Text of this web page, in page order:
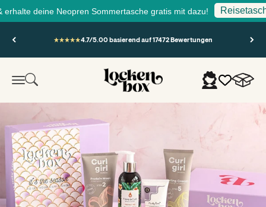
deine Neopren Sommertasche gratis mit dazu! Reisetasche
4.7/5.00 basierend auf 17472 Bewertungen
MenüSuche Lockenbox.com Anmelden